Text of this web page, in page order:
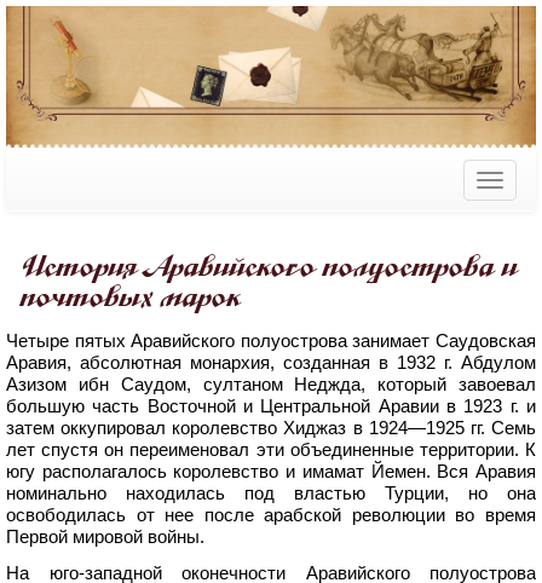
История Аравийского полуострова и
почтовых марок
Четыре пятых Аравийского полуострова занимает Саудовская
Аравия, абсолютная монархия, созданная в 1932 г. Абдулом
Азизом ибн Саудом, султаном Неджда, который завоевал
большую часть Восточной и Центральной Аравии в 1923 г. и
затем оккупировал королевство Хиджаз в 1924—1925 гг. Семь
лет спустя он переименовал эти объединенные территории. К
югу располагалось королевство и имамат Йемен. Вся Аравия
номинально находилась под властью Турции, но она
освободилась от нее после арабской революции во время
Первой мировой войны.
На юго-западной оконечности Аравийского полуострова